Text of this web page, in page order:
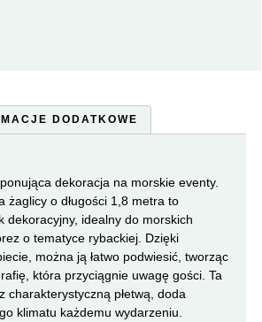
DODATKOWE
dekoracja na morskie eventy.
żaglicy o długości 1,8 metra to
dekoracyjny, idealny do morskich
o tematyce rybackiej. Dzięki
można ją łatwo podwiesić, tworząc
która przyciągnie uwagę gości. Ta
charakterystyczną płetwą, doda
klimatu każdemu wydarzeniu.